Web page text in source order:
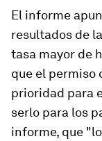
El informe
resultados de
tasa mayor de
que el permiso
prioridad para
serlo para los
informe, que